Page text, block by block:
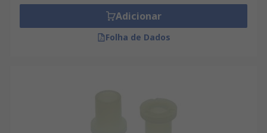
Adicionar
Folha de Dados